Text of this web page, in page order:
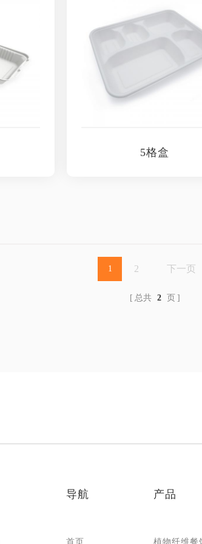
5格盒
1 2 下一页
总共 2 页
导航
首页
产品
植物纤维餐